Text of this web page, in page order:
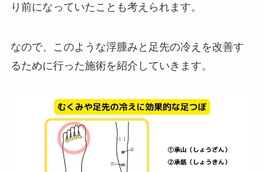
り前になっていたことも考えられます。
なので、このような浮腫みと足先の冷えを改善す
るために行った施術を紹介していきます。